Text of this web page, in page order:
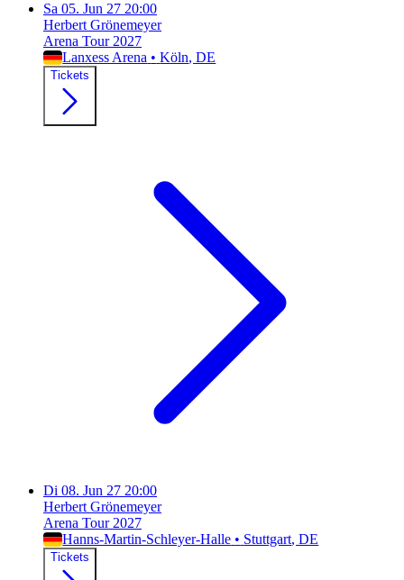
Sa 05. Jun 27 20:00
Herbert Grönemeyer
Arena Tour 2027
Lanxess Arena • Köln, DE
Tickets
Di 08. Jun 27 20:00
Herbert Grönemeyer
Arena Tour 2027
Hanns-Martin-Schleyer-Halle • Stuttgart, DE
Tickets